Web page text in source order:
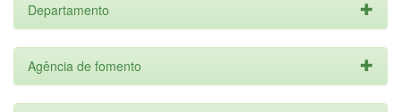
Departamento
Agência de fomento